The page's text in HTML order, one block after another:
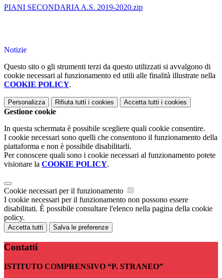
PIANI SECONDARIA A.S. 2019-2020.zip
Notizie
Questo sito o gli strumenti terzi da questo utilizzati si avvalgono di
cookie necessari al funzionamento ed utili alle finalità illustrate nella
COOKIE POLICY.
Personalizza Rifiuta tutti i cookies Accetta tutti i cookies
Gestione cookie
In questa schermata è possibile scegliere quali cookie consentire.
I cookie necessari sono quelli che consentono il funzionamento della
piattaforma e non è possibile disabilitarli.
Per conoscere quali sono i cookie necessari al funzionamento potete
visionare la COOKIE POLICY.
Cookie necessari per il funzionamento
I cookie necessari per il funzionamento non possono essere
disabilitati. È possibile consultare l'elenco nella pagina della cookie
policy.
Accetta tutti Salva le preferenze
Contatti
ISTITUTO COMPRENSIVO “P. STRANEO”